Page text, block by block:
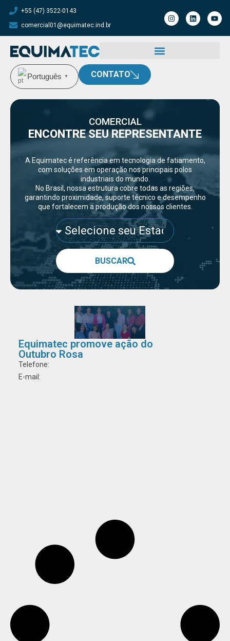
+55 (47) 3522-0143
comercial01@equimatec.ind.br
Português ▼ CONTATO
COMERCIAL
ENCONTRE SEU REPRESENTANTE
A Equimatec é referência em tecnologia de fatiamento,
com soluções em operação nos principais polos
industriais do mundo.
No Brasil, nossa estrutura cobre todas as regiões,
garantindo proximidade, suporte técnico e desempenho
que fortalecem a produção dos nossos clientes.
BUSCAR
Equimatec promove ação do
Outubro Rosa
Telefone:
E-mail: